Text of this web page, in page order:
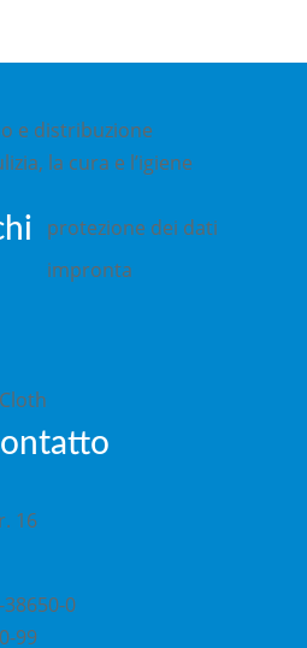
e distribuzione
la cura e l’igiene
protezione dei dati
impronta
16
0
99